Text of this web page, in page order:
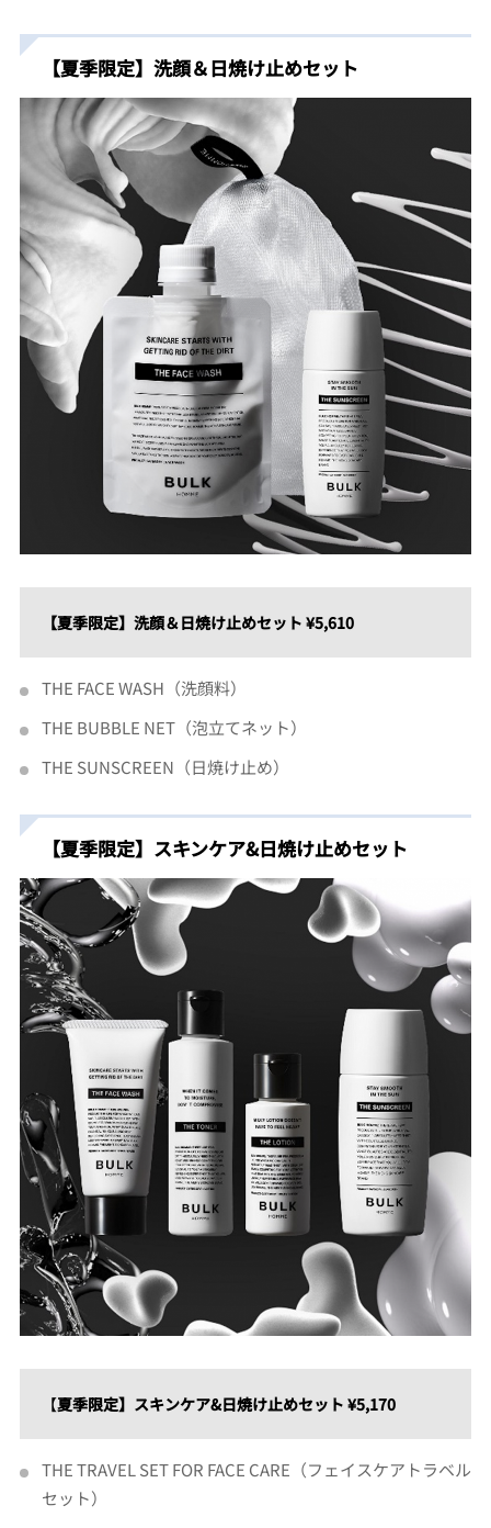
【夏季限定】洗顔＆日焼け止めセット
【夏季限定】洗顔＆日焼け止めセット ¥5,610
THE FACE WASH（洗顔料）
THE BUBBLE NET（泡立てネット）
THE SUNSCREEN（日焼け止め）
【夏季限定】スキンケア&日焼け止めセット
【夏季限定】スキンケア&日焼け止めセット ¥5,170
THE TRAVEL SET FOR FACE CARE（フェイスケアトラベル
セット）